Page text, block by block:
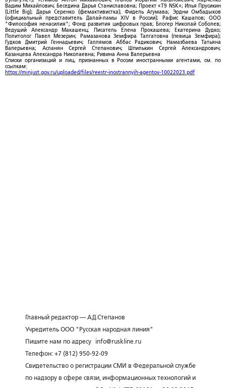
Вадим Михайлович; Беседина Дарья Станиславовна; Проект «T9 NSK»; Илья Прусикин
(Little Big); Дарья Серенко (фемактивистка); Фидель Агумава; Эрдни Омбадыков
(официальный представитель Далай-ламы XIV в России); Рафис Кашапов; ООО
"Философия ненасилия"; Фонд развития цифровых прав; Блогер Николай Соболев;
Ведущий Александр Макашенц; Писатель Елена Прокашева; Екатерина Дудко;
Политолог Павел Мезерин; Рамазанова Земфира Талгатовна (певица Земфира);
Гудков Дмитрий Геннадьевич; Галлямов Аббас Радикович; Намазбаева Татьяна
Валерьевна; Асланян Сергей Степанович; Шпилькин Сергей Александрович;
Казанцева Александра Николаевна; Ривина Анна Валерьевна
Списки организаций и лиц, признанных в России иностранными агентами, см. по
ссылкам:
https://minjust.gov.ru/uploaded/files/reestr-inostrannyih-agentov-10022023.pdf
Главный редактор — А.Д.Степанов
Учредитель ООО "Русская народная линия"
Пишите нам по адресу
info@ruskline.ru
Телефон: +7 (812) 950-92-09
Свидетельство о регистрации СМИ в Федеральной службе
по надзору в сфере связи, информационных технологий и